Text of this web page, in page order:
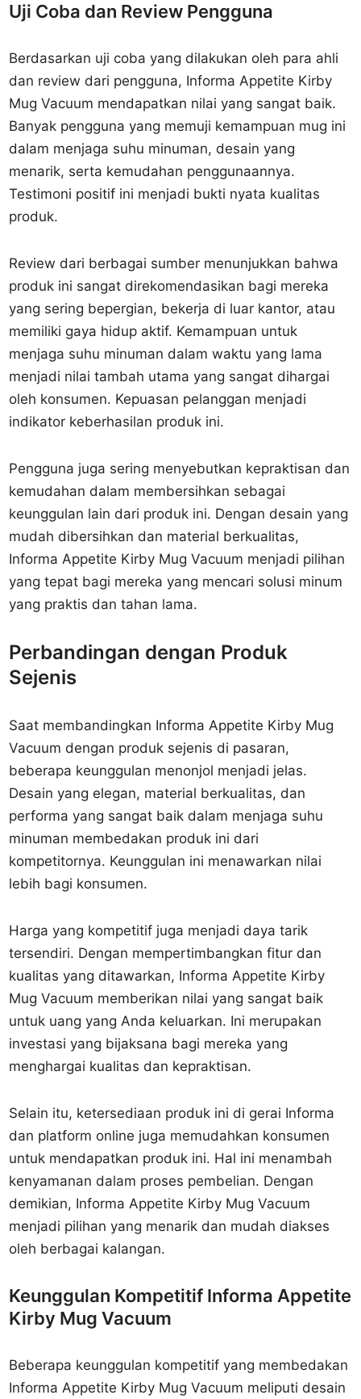
Uji Coba dan Review Pengguna
Berdasarkan uji coba yang dilakukan oleh para ahli
dan review dari pengguna, Informa Appetite Kirby
Mug Vacuum mendapatkan nilai yang sangat baik.
Banyak pengguna yang memuji kemampuan mug ini
dalam menjaga suhu minuman, desain yang
menarik, serta kemudahan penggunaannya.
Testimoni positif ini menjadi bukti nyata kualitas
produk.
Review dari berbagai sumber menunjukkan bahwa
produk ini sangat direkomendasikan bagi mereka
yang sering bepergian, bekerja di luar kantor, atau
memiliki gaya hidup aktif. Kemampuan untuk
menjaga suhu minuman dalam waktu yang lama
menjadi nilai tambah utama yang sangat dihargai
oleh konsumen. Kepuasan pelanggan menjadi
indikator keberhasilan produk ini.
Pengguna juga sering menyebutkan kepraktisan dan
kemudahan dalam membersihkan sebagai
keunggulan lain dari produk ini. Dengan desain yang
mudah dibersihkan dan material berkualitas,
Informa Appetite Kirby Mug Vacuum menjadi pilihan
yang tepat bagi mereka yang mencari solusi minum
yang praktis dan tahan lama.
Perbandingan dengan Produk
Sejenis
Saat membandingkan Informa Appetite Kirby Mug
Vacuum dengan produk sejenis di pasaran,
beberapa keunggulan menonjol menjadi jelas.
Desain yang elegan, material berkualitas, dan
performa yang sangat baik dalam menjaga suhu
minuman membedakan produk ini dari
kompetitornya. Keunggulan ini menawarkan nilai
lebih bagi konsumen.
Harga yang kompetitif juga menjadi daya tarik
tersendiri. Dengan mempertimbangkan fitur dan
kualitas yang ditawarkan, Informa Appetite Kirby
Mug Vacuum memberikan nilai yang sangat baik
untuk uang yang Anda keluarkan. Ini merupakan
investasi yang bijaksana bagi mereka yang
menghargai kualitas dan kepraktisan.
Selain itu, ketersediaan produk ini di gerai Informa
dan platform online juga memudahkan konsumen
untuk mendapatkan produk ini. Hal ini menambah
kenyamanan dalam proses pembelian. Dengan
demikian, Informa Appetite Kirby Mug Vacuum
menjadi pilihan yang menarik dan mudah diakses
oleh berbagai kalangan.
Keunggulan Kompetitif Informa Appetite
Kirby Mug Vacuum
Beberapa keunggulan kompetitif yang membedakan
Informa Appetite Kirby Mug Vacuum meliputi desain